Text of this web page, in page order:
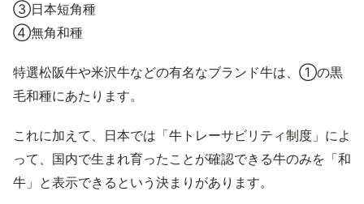
③日本短角種
④無角和種
特選松阪牛や米沢牛などの有名なブランド牛は、①の黒
毛和種にあたります。
これに加えて、日本では「牛トレーサビリティ制度」によ
って、国内で生まれ育ったことが確認できる牛のみを「和
牛」と表示できるという決まりがあります。